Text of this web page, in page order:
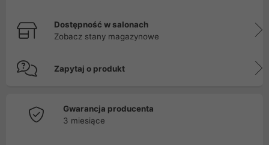
Dostępność w salonach
Zobacz stany magazynowe
Zapytaj o produkt
Gwarancja producenta
3 miesiące